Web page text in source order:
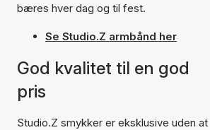
bæres hver dag og til fest.
Se Studio.Z armbånd her
God kvalitet til en god
pris
Studio.Z smykker er eksklusive uden at